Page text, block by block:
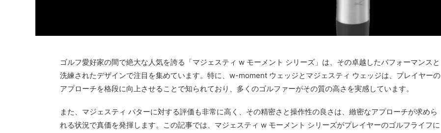
ゴルフ愛好家の間で絶大な人気を誇る「マジェスティ w モーメント シリーズ」は、その卓越したパフォーマンスと
洗練されたデザインで注目を集めています。特に、w-moment ウェッジとマジェスティ ウェッジは、プレイヤーの
アプローチを格段に向上させることで知られており、多くのゴルファーがその質の高さを実感しています。
また、マジェスティ パターに対する評価も非常に高く、その精密さと操作性の良さは、緻密なアプローチが求めら
れる状況で真価を発揮します。この記事では、マジェスティ w モーメント シリーズがプレイヤーのゴルフライフに